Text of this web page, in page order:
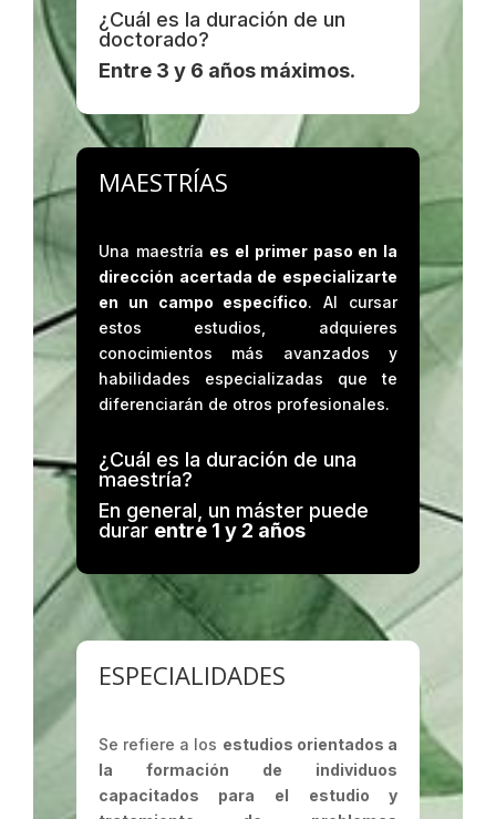
¿Cuál es la duración de un
doctorado?
Entre 3 y 6 años máximos.
MAESTRÍAS
Una maestría es el primer paso en la
dirección acertada de especializarte
en un campo específico. Al cursar
estos estudios, adquieres
conocimientos más avanzados y
habilidades especializadas que te
diferenciarán de otros profesionales.
¿Cuál es la duración de una
maestría?
En general, un máster puede
durar entre 1 y 2 años
ESPECIALIDADES
Se refiere a los estudios orientados a
la formación de individuos
capacitados para el estudio y